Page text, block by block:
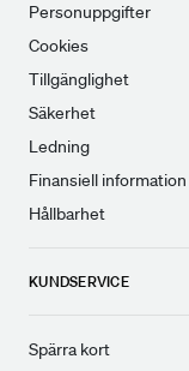
Personuppgifter
Cookies
Tillgänglighet
Säkerhet
Ledning
Finansiell information
Hållbarhet
KUNDSERVICE
Spärra kort